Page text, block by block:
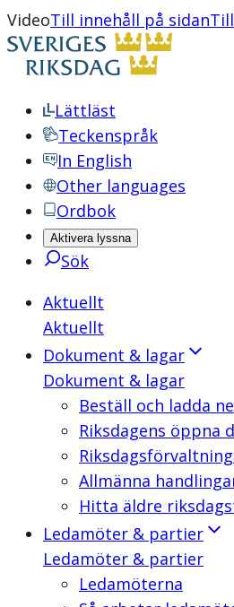
VideoTill innehåll på sidan
Lättläst
Teckenspråk
In English
Other languages
Ordbok
Aktivera lyssna
Sök
Aktuellt
Aktuellt
Dokument & lagar
Dokument & lagar
Beställ och ladda
Riksdagens öppna
Allmänna
Hitta äldre
Ledamöter & partier
Ledamöter & partier
Ledamöterna